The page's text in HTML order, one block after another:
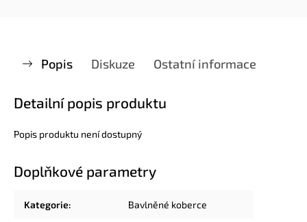
Popis Diskuze Ostatní informace
Detailní popis produktu
Popis produktu není dostupný
Doplňkové parametry
Kategorie: Bavlněné koberce